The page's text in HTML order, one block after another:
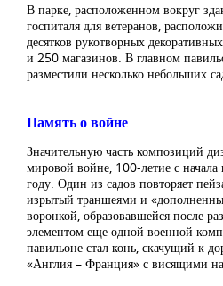
В парке, расположенном вокруг
госпиталя для ветеранов,
десятков рукотворных
и 250 магазинов. В главном
разместили несколько небольших
Память о войне
Значительную часть композиций
мировой войне, 100-летие с начала
году. Один из садов повторяет
изрытый траншеями и
воронкой, образовавшейся после
элементом еще одной военной
павильоне стал конь, скачущий к
«Англия – Франция» с висящими